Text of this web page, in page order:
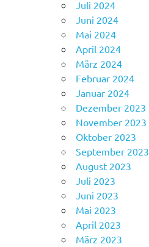
Juli 2024
Juni 2024
Mai 2024
April 2024
März 2024
Februar 2024
Januar 2024
Dezember 2023
November 2023
Oktober 2023
September 2023
August 2023
Juli 2023
Juni 2023
Mai 2023
April 2023
März 2023